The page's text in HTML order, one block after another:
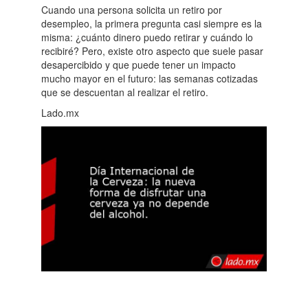
Cuando una persona solicita un retiro por
desempleo, la primera pregunta casi siempre es la
misma: ¿cuánto dinero puedo retirar y cuándo lo
recibiré? Pero, existe otro aspecto que suele pasar
desapercibido y que puede tener un impacto
mucho mayor en el futuro: las semanas cotizadas
que se descuentan al realizar el retiro.
Lado.mx